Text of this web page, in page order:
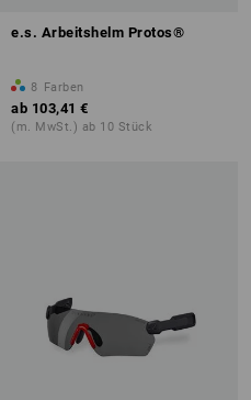
e.s. Arbeitshelm Protos®
8 Farben
ab 103,41 €
(m. MwSt.) ab 10 Stück